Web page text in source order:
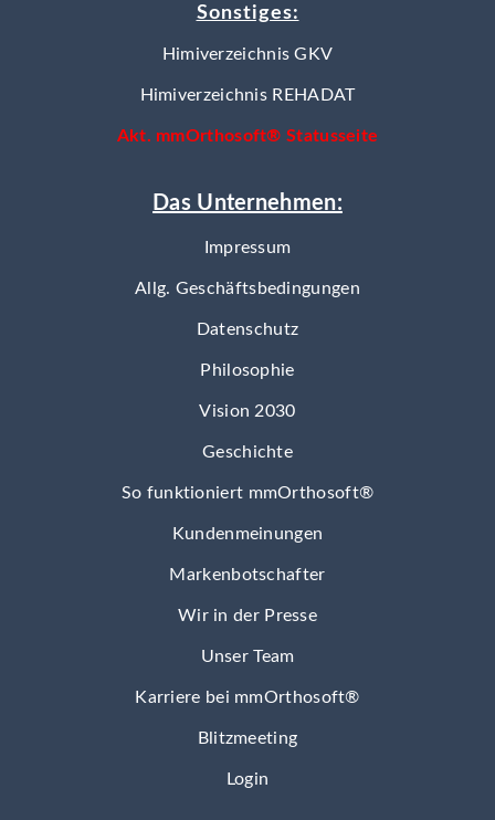
Sonstiges:
Himiverzeichnis GKV
Himiverzeichnis REHADAT
Akt. mmOrthosoft® Statusseite
Das Unternehmen:
Impressum
Allg. Geschäftsbedingungen
Datenschutz
Philosophie
Vision 2030
Geschichte
So funktioniert mmOrthosoft®
Kundenmeinungen
Markenbotschafter
Wir in der Presse
Unser Team
Karriere bei mmOrthosoft®
Blitzmeeting
Login